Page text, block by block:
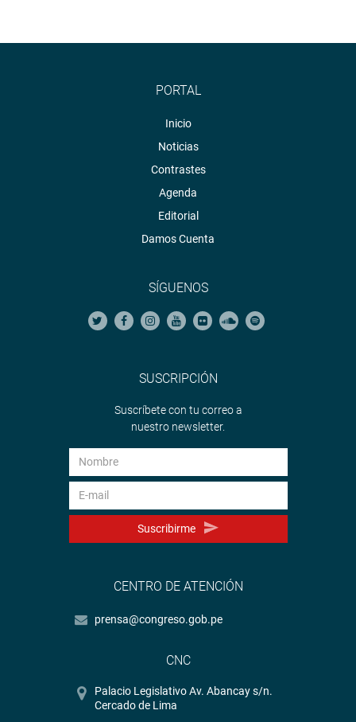
PORTAL
Inicio
Noticias
Contrastes
Agenda
Editorial
Damos Cuenta
SÍGUENOS
SUSCRIPCIÓN
Suscríbete con tu correo a
nuestro newsletter.
Suscribirme
CENTRO DE ATENCIÓN
prensa@congreso.gob.pe
CNC
Palacio Legislativo Av. Abancay s/n.
Cercado de Lima